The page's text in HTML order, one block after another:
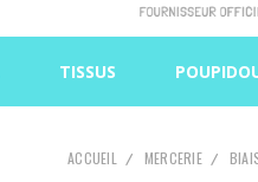
TISSUS
ACCUEIL MERCERIE